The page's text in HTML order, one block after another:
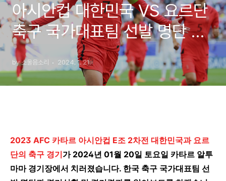
아시안컵 대한민국 VS 요르단
축구 국가대표팀 선발 명단 경
기 결과
by 소울음소리 2024. 1. 21.
2023 AFC 카타르 아시안컵 E조 2차전 대한민국과 요르
단의 축구 경기가 2024년 01월 20일 토요일 카타르 알투
마마 경기장에서 치러졌습니다. 한국 축구 국가대표팀 선